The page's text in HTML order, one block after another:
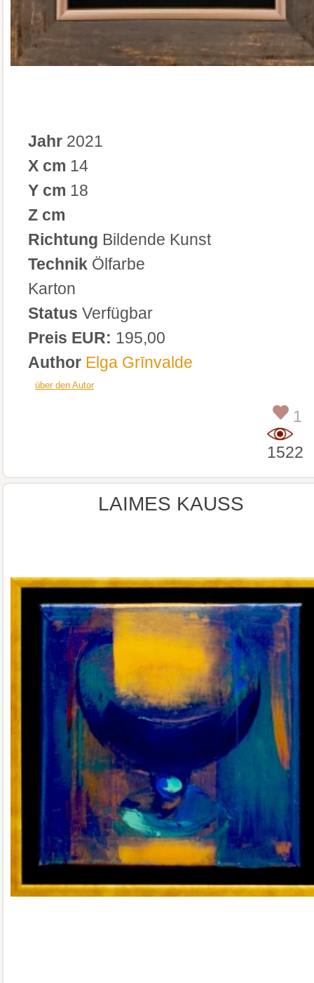
Jahr 2021
X cm 14
Y cm 18
Z cm
Richtung Bildende Kunst
Technik Ölfarbe
Karton
Status Verfügbar
Preis EUR: 195,00
Author Elga Grīnvalde
über den Autor
1
1522
LAIMES KAUSS